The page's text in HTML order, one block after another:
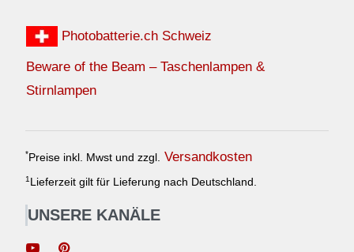
Photobatterie.ch Schweiz
Beware of the Beam – Taschenlampen &
Stirnlampen
*Preise inkl. Mwst und zzgl. Versandkosten
1 Lieferzeit gilt für Lieferung nach Deutschland.
UNSERE KANÄLE